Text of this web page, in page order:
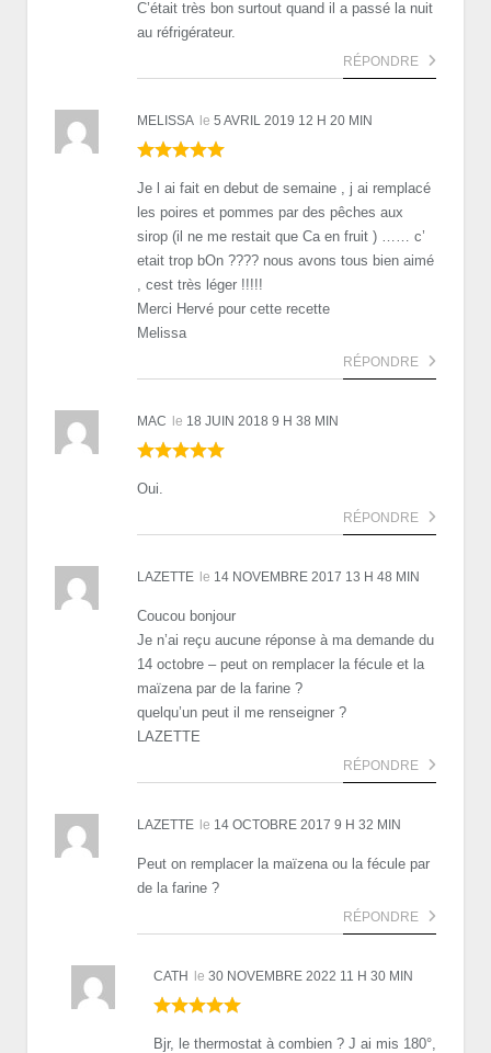
C’était très bon surtout quand il a passé la nuit
au réfrigérateur.
RÉPONDRE
MELISSA le 5 AVRIL 2019 12 H 20 MIN
Je l ai fait en debut de semaine , j ai remplacé
les poires et pommes par des pêches aux
sirop (il ne me restait que Ca en fruit ) …… c’
etait trop bOn ???? nous avons tous bien aimé
, cest très léger !!!!!
Merci Hervé pour cette recette
Melissa
RÉPONDRE
MAC le 18 JUIN 2018 9 H 38 MIN
Oui.
RÉPONDRE
LAZETTE le 14 NOVEMBRE 2017 13 H 48 MIN
Coucou bonjour
Je n’ai reçu aucune réponse à ma demande du
14 octobre – peut on remplacer la fécule et la
maïzena par de la farine ?
quelqu’un peut il me renseigner ?
LAZETTE
RÉPONDRE
LAZETTE le 14 OCTOBRE 2017 9 H 32 MIN
Peut on remplacer la maïzena ou la fécule par
de la farine ?
RÉPONDRE
CATH le 30 NOVEMBRE 2022 11 H 30 MIN
Bjr, le thermostat à combien ? J ai mis 180°,